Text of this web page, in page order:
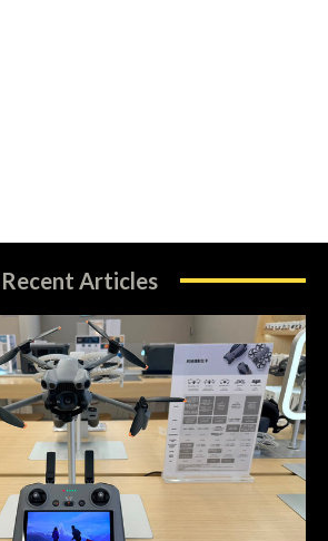
Recent Articles